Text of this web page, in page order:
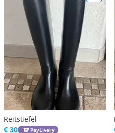
Reitstiefel
€ 30
PayLivery